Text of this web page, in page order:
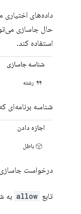
داده‌های
حال جاسازی
استفاده کند.
شناسه جاسازی
رشته
شناسه برنامه‌ای
اجازه دادن
باطل
درخواست
تابع allow به